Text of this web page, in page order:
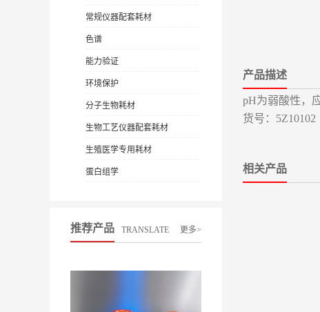
常规仪器配套耗材
色谱
能力验证
环境保护
分子生物耗材
生物工艺仪器配套耗材
生殖医学专用耗材
蛋白组学
推荐产品 TRANSLATE 更多>
产品描述
pH为弱酸性，
货号：5Z10102
相关产品